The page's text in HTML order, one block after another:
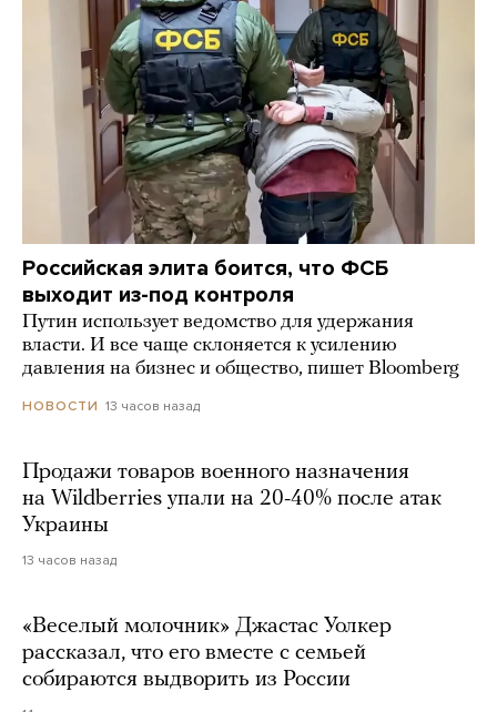
Российская элита боится, что ФСБ
выходит из-под контроля
Путин использует ведомство для удержания
власти. И все чаще склоняется к усилению
давления на бизнес и общество, пишет Bloomberg
НОВОСТИ 13 часов назад
Продажи товаров военного назначения
на Wildberries упали на 20-40% после атак
Украины
13 часов назад
«Веселый молочник» Джастас Уолкер
рассказал, что его вместе с семьей
собираются выдворить из России